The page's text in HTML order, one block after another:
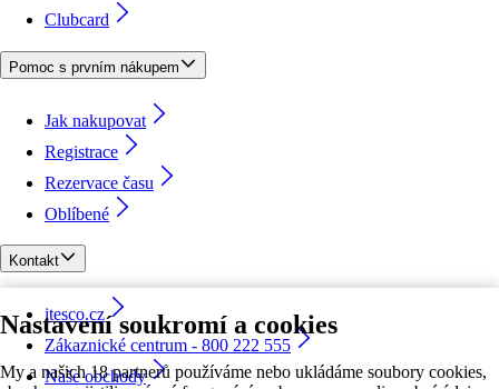
Nastavení soukromí a cookies
My a našich 18 partnerů používáme nebo ukládáme soubory cookies,
Clubcard
Pomoc s prvním nákupem
Jak nakupovat
Registrace
Rezervace času
Oblíbené
Kontakt
itesco.cz
Zákaznické centrum - 800 222 555
Naše obchody